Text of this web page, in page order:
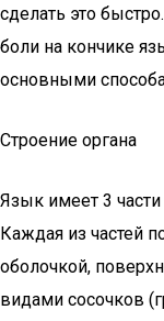
сделать это
боли на кончике
основными
Строение органа
Язык имеет 3
Каждая из частей
оболочкой,
видами сосочков